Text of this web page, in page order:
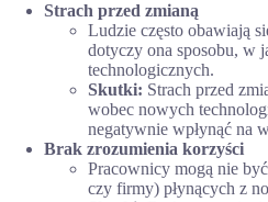
Strach przed zmianą
Ludzie często obawiają
dotyczy ona sposobu, w
technologicznych.
Skutki: Strach przed
wobec nowych
negatywnie wpłynąć na
Brak zrozumienia korzyści
Pracownicy mogą nie
czy firmy) płynących z